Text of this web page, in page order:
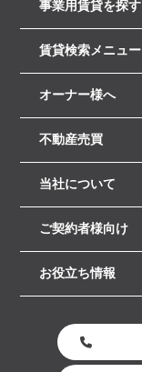
事業用賃貸を探す
賃貸検索メニュー
オーナー様へ
不動産売買
当社について
ご契約者様向け
お役立ち情報